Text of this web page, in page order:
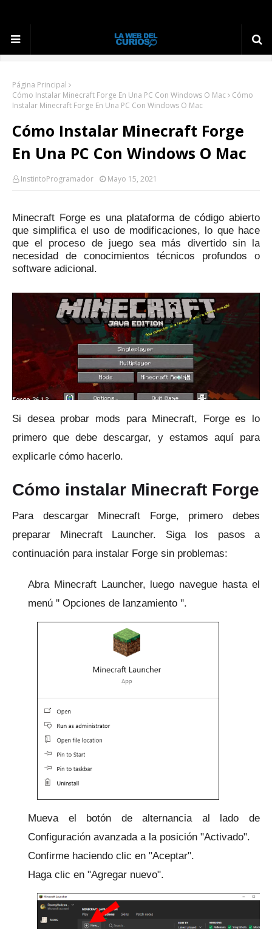
Página Principal
Cómo Instalar Minecraft Forge En Una PC Con Windows O Mac
Cómo
Instalar Minecraft Forge En Una PC Con Windows O Mac
Cómo Instalar Minecraft Forge
En Una PC Con Windows O Mac
InstintoProgramador Mayo 15, 2021
Minecraft Forge es una plataforma de código abierto
que simplifica el uso de modificaciones, lo que hace
que el proceso de juego sea más divertido sin la
necesidad de conocimientos técnicos profundos o
software adicional.
Si desea probar mods para Minecraft, Forge es lo
primero que debe descargar, y estamos aquí para
explicarle cómo hacerlo.
Cómo instalar Minecraft Forge
Para descargar Minecraft Forge, primero debes
preparar Minecraft Launcher. Siga los pasos a
continuación para instalar Forge sin problemas:
Abra Minecraft Launcher, luego navegue hasta el
menú '' Opciones de lanzamiento ''.
Mueva el botón de alternancia al lado de
Configuración avanzada a la posición "Activado".
Confirme haciendo clic en "Aceptar".
Haga clic en "Agregar nuevo".